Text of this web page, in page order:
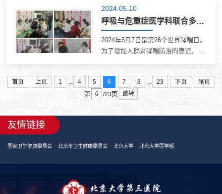
外，普通外科、...
腔科马宁副主任医师的带领下，口腔
科正畸专业组陈晓红、薛梅副主任医
师以及7位正畸医生，以及口腔专业部
分护士参加了此次义诊。义诊现场义
诊过程中，口腔科的医护们耐心地解
畸治疗的原理、方法以及注意事项
等，使群众对正畸治疗有了更加全面
2024.05.10
呼吸与危重症医学科联合多学科在世界哮喘日开展义诊活动
2024年5月7日是第26个世界哮喘日。
为了增加人群对哮喘防治的意识，倡
鼻喉科、皮肤科和药学部，围绕哮喘
与相关合并症，举行医药护多学科联
与危重症医学科常春主任医师、孙丽
主任医师，皮肤科兰宇贞主治医师，
行面对面的交流，...
首页 上页 1 4 5 6 7 8 23 下页
尾页
第
/23页 跳转
友情链接
国家卫生健康委员会 北京市卫生健康委员会 北京大学 北京大学医学部